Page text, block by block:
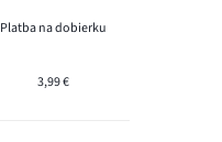
Platba na dobierku
3,99 €